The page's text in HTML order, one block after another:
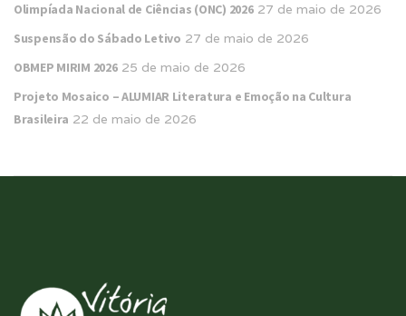
Olimpíada Nacional de Ciências (ONC) 2026 27 de maio de 2026
Suspensão do Sábado Letivo 27 de maio de 2026
OBMEP MIRIM 2026 25 de maio de 2026
Projeto Mosaico – ALUMIAR Literatura e Emoção na Cultura
Brasileira 22 de maio de 2026